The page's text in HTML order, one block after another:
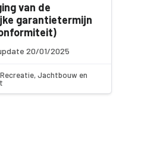
van de
garantietermijn
20/01/2025
Jachtbouw en